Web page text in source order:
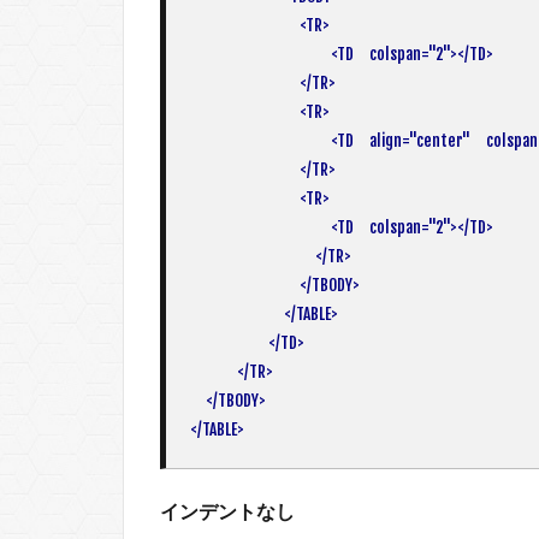
<TR>
<TD　colspan="2"></TD>
</TR>
<TR>
<TD　align="center"　
</TR>
<TR>
<TD　colspan="2"></TD>
</TR>
</TBODY>
</TABLE>
</TD>
</TR>
</TBODY>
</TABLE>
インデントなし